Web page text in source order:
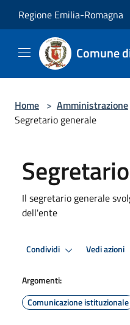
Regione Emilia-Romagna
Comune
Home > Amministrazione
Segretario generale
Il segretario generale
dell'ente
Condividi Vedi azioni
Argomenti:
Comunicazione istituzionale